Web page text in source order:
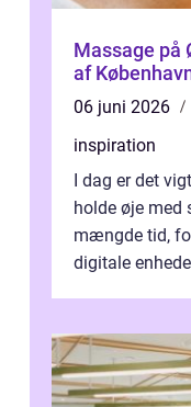
Massage
af
06 juni 2026
inspiration
I dag er det
holde øje med
mængde tid,
digitale